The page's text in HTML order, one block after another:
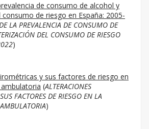
de consumo de alcohol y
de riesgo en España: 2005-
LA PREVALENCIA DE CONSUMO DE
DEL CONSUMO DE RIESGO
)
y sus factores de riesgo en
(ALTERACIONES
FACTORES DE RIESGO EN LA
)